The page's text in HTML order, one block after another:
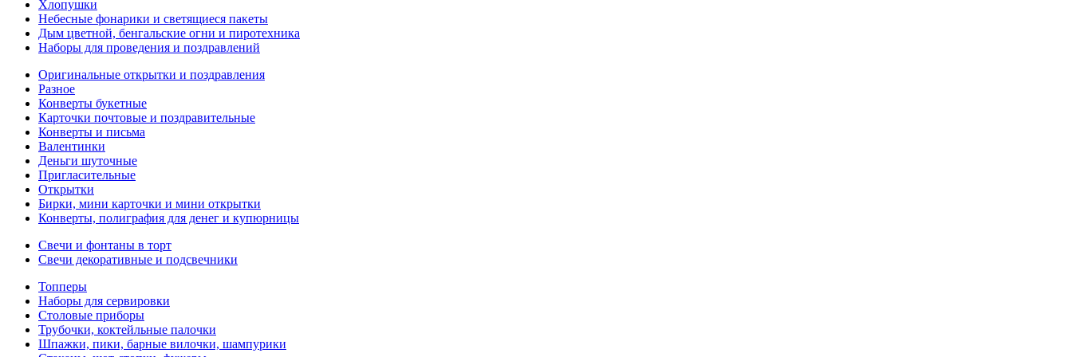
Хлопушки
Небесные фонарики и светящиеся пакеты
Дым цветной, бенгальские огни и пиротехника
Наборы для проведения и поздравлений
Оригинальные открытки и поздравления
Разное
Конверты букетные
Карточки почтовые и поздравительные
Конверты и письма
Валентинки
Деньги шуточные
Пригласительные
Открытки
Бирки, мини карточки и мини открытки
Конверты, полиграфия для денег и купюрницы
Свечи и фонтаны в торт
Свечи декоративные и подсвечники
Топперы
Наборы для сервировки
Столовые приборы
Трубочки, коктейльные палочки
Шпажки, пики, барные вилочки, шампурики